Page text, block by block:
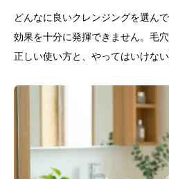
どんなに良いクレンジングを選ん
効果を十分に発揮できません。毛
正しい使い方と、やってはいけな